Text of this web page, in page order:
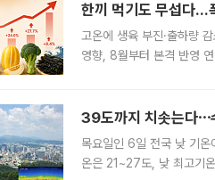
한끼 먹기도 무섭다...
고온에 생육 부진·출하량
영향, 8월부터 본격 반영
39도까지 치솟는다⋯
목요일인 6일 전국 낮 기온
온은 21~27도, 낮 최고기